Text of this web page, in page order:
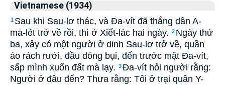
Vietnamese (1934)
1 Sau khi Sau-lơ thác, và Ða-vít đã thắng dân A-
ma-lét trở về rồi, thì ở Xiết-lác hai ngày. 2 Ngày thứ
ba, xảy có một người ở dinh Sau-lơ trở về, quần
áo rách rưới, đầu đóng bụi, đến trước mặt Ða-vít,
sấp mình xuốn đất mà lạy. 3Ða-vít hỏi người rằng:
Người ở đâu đến? Thưa rằng: Tôi ở trại quân Y-